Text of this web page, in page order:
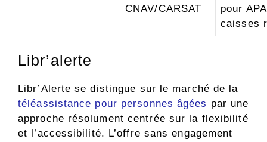
CNAV/CARSAT
pour
caisses
Libr’alerte
Libr’Alerte se distingue sur le marché de la
téléassistance pour personnes âgées par une
approche résolument centrée sur la flexibilité
et l’accessibilité. L’offre sans engagement